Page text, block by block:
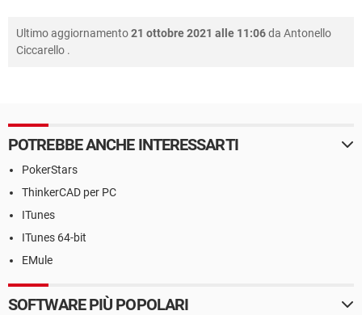
Ultimo aggiornamento21 ottobre 2021 alle 11:06da Antonello
Ciccarello .
POTREBBE ANCHE INTERESSARTI
PokerStars
ThinkerCAD per PC
ITunes
ITunes 64-bit
EMule
SOFTWARE PIÙ POPOLARI